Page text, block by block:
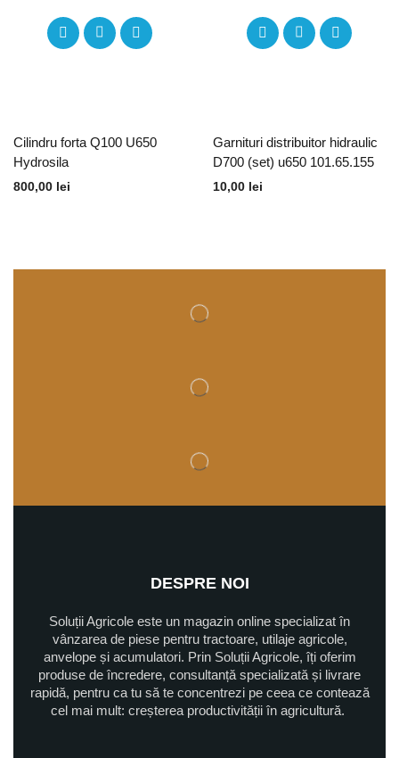
Cilindru forta Q100 U650
Hydrosila
800,00 lei
Garnituri distribuitor hidraulic
D700 (set) u650 101.65.155
10,00 lei
DESPRE NOI
Soluții Agricole este un magazin online specializat în
vânzarea de piese pentru tractoare, utilaje agricole,
anvelope și acumulatori. Prin Soluții Agricole, îți oferim
produse de încredere, consultanță specializată și livrare
rapidă, pentru ca tu să te concentrezi pe ceea ce contează
cel mai mult: creșterea productivității în agricultură.